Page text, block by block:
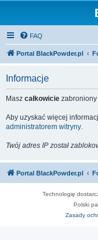
FAQ
Portal BlackPowder.pl
Informacje
Masz całkowicie zabroniony
Aby uzyskać więcej
administratorem witryny.
Twój adres IP został
Portal BlackPowder.pl
Technologię
Polski
Zasady